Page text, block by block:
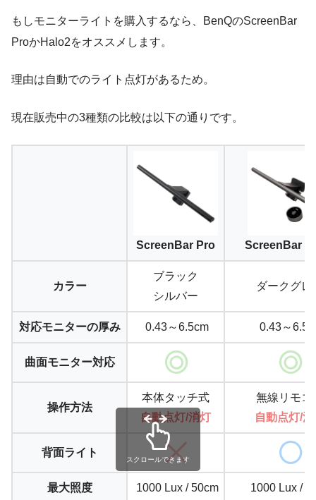
もしモニターライトを購入するなら、BenQのScreenBar
ProかHalo2をオススメします。
理由は自動でのライト点灯があるため。
現在販売中の3種類の比較は以下の通りです。
ScreenBar Pro ScreenBar
カラー
ブラック
シルバー
ダークグレ
対応モニターの厚み 0.43～6.5cm 0.43～
曲面モニター対応
操作方法
本体タッチ式
自動点灯/消灯
無線リモコ
自動点灯/
背面ライト
最大照度 1000 Lux / 50cm 1000 Lux /
スクロールできます